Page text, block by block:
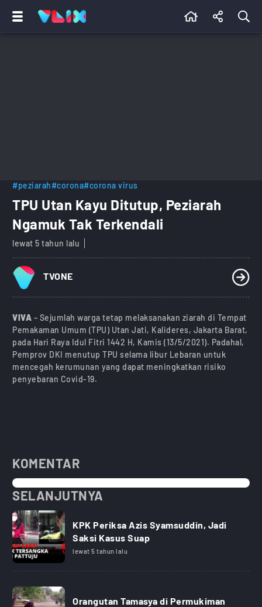
#peziarah#corona#corona virus
TPU Utan Kayu Ditutup, Peziarah
Ngamuk Tak Terkendali
lewat 5 tahun lalu
TVONE
VIVA – Sejumlah warga tetap melaksanakan ziarah di Tempat
Pemakaman Umum (TPU) Utan Jati, Kalideres, Jakarta Barat,
pada Hari Raya Idul Fitri 1442 H, Kamis (13/5/2021). Padahal,
Pemprov DKI menutup TPU selama libur Lebaran untuk
mencegah kerumunan yang dapat meningkatkan risiko
penyebaran Covid-19.
KOMENTAR
SELANJUTNYA
KPK Periksa Azis Syamsuddin, Jadi
Saksi Kasus Suap
lewat 5 tahun lalu
Orangutan Tamasya di Permukiman